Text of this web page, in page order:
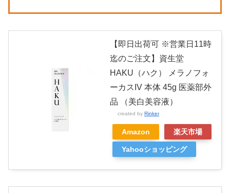
【即日出荷可 ※営業日11時
迄のご注文】資生堂
HAKU（ハク） メラノフォ
ーカスIV 本体 45g 医薬部外
品 （美白美容液）
created by Rinker
Amazon 楽天市場
Yahooショッピング